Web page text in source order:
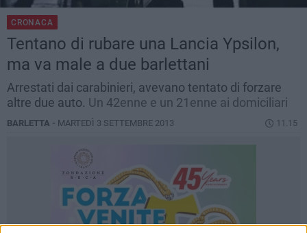
CRONACA
Tentano di rubare una Lancia Ypsilon,
ma va male a due barlettani
Arrestati dai carabinieri, avevano tentato di forzare
altre due auto. Un 42enne e un 21enne ai domiciliari
BARLETTA - MARTEDÌ 3 SETTEMBRE 2013 11.15